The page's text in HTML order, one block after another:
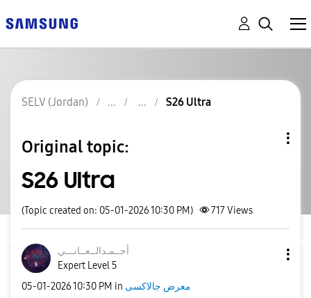
SELV (Jordan) S26 Ultra
Original topic:
S26 Ultra
(Topic created on: 05-01-2026 10:30 PM) 717Views
أحــمـدالــعــانـــي
Expert Level 5
‎05-01-202610:30 PM in معرض جالاكسى